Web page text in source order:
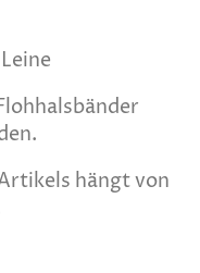
hängt von